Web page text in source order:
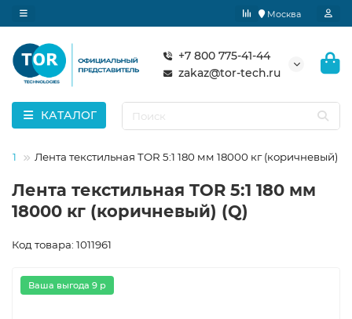
Москва
+7 800 775-41-44
zakaz@tor-tech.ru
КАТАЛОГ
Лента текстильная TOR 5:1 180 мм 18000 кг (коричневый)
Лента текстильная TOR 5:1 180 мм
18000 кг (коричневый) (Q)
Код товара: 1011961
Ваша выгода 9 р